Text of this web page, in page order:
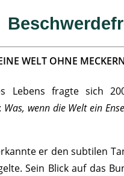
WELT OHNE
Lebens fragte sich
Was, wenn die Welt ein
er den subtilen
Sein Blick auf das